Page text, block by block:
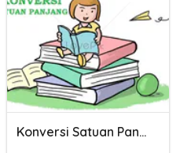
Konversi Satuan Panjang